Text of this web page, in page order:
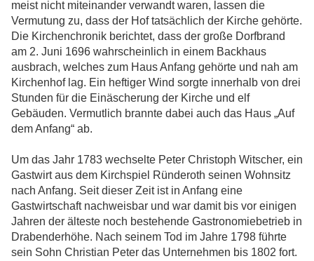
meist nicht miteinander verwandt waren, lassen die
Vermutung zu, dass der Hof tatsächlich der Kirche gehörte.
Die Kirchenchronik berichtet, dass der große Dorfbrand
am 2. Juni 1696 wahrscheinlich in einem Backhaus
ausbrach, welches zum Haus Anfang gehörte und nah am
Kirchenhof lag. Ein heftiger Wind sorgte innerhalb von drei
Stunden für die Einäscherung der Kirche und elf
Gebäuden. Vermutlich brannte dabei auch das Haus „Auf
dem Anfang“ ab.
Um das Jahr 1783 wechselte Peter Christoph Witscher, ein
Gastwirt aus dem Kirchspiel Ründeroth seinen Wohnsitz
nach Anfang. Seit dieser Zeit ist in Anfang eine
Gastwirtschaft nachweisbar und war damit bis vor einigen
Jahren der älteste noch bestehende Gastronomiebetrieb in
Drabenderhöhe. Nach seinem Tod im Jahre 1798 führte
sein Sohn Christian Peter das Unternehmen bis 1802 fort.